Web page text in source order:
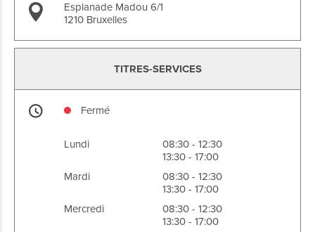
Esplanade Madou 6/1
1210 Bruxelles
TITRES-SERVICES
Fermé
Lundi
08:30 - 12:30
13:30 - 17:00
Mardi
08:30 - 12:30
13:30 - 17:00
Mercredi
08:30 - 12:30
13:30 - 17:00